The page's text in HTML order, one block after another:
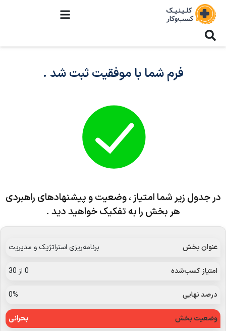
فرم شما با موفقیت ثبت شد .
در جدول زیر شما امتیاز ، وضعیت و پیشنهادهای راهبردی
هر بخش را به تفکیک خواهید دید .
برنامه‌ریزی استراتژیک و مدیریت
0 از 30
0%
بحرانی